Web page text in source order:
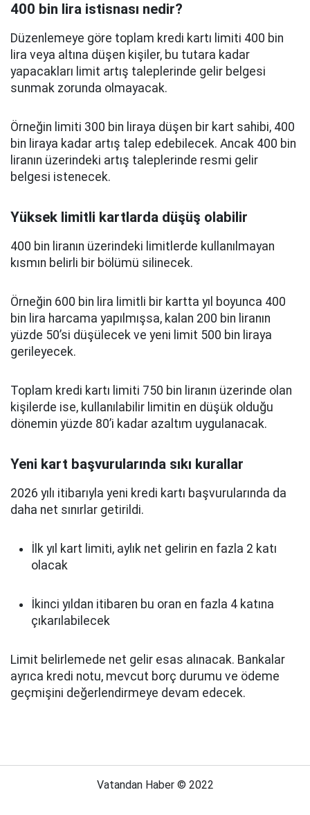
400 bin lira istisnası nedir?
Düzenlemeye göre toplam kredi kartı limiti 400 bin
lira veya altına düşen kişiler, bu tutara kadar
yapacakları limit artış taleplerinde gelir belgesi
sunmak zorunda olmayacak.
Örneğin limiti 300 bin liraya düşen bir kart sahibi, 400
bin liraya kadar artış talep edebilecek. Ancak 400 bin
liranın üzerindeki artış taleplerinde resmi gelir
belgesi istenecek.
Yüksek limitli kartlarda düşüş olabilir
400 bin liranın üzerindeki limitlerde kullanılmayan
kısmın belirli bir bölümü silinecek.
Örneğin 600 bin lira limitli bir kartta yıl boyunca 400
bin lira harcama yapılmışsa, kalan 200 bin liranın
yüzde 50’si düşülecek ve yeni limit 500 bin liraya
gerileyecek.
Toplam kredi kartı limiti 750 bin liranın üzerinde olan
kişilerde ise, kullanılabilir limitin en düşük olduğu
dönemin yüzde 80’i kadar azaltım uygulanacak.
Yeni kart başvurularında sıkı kurallar
2026 yılı itibarıyla yeni kredi kartı başvurularında da
daha net sınırlar getirildi.
İlk yıl kart limiti, aylık net gelirin en fazla 2 katı
olacak
İkinci yıldan itibaren bu oran en fazla 4 katına
çıkarılabilecek
Limit belirlemede net gelir esas alınacak. Bankalar
ayrıca kredi notu, mevcut borç durumu ve ödeme
geçmişini değerlendirmeye devam edecek.
Vatandan Haber © 2022